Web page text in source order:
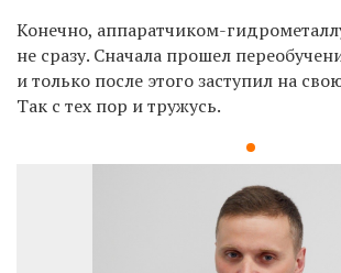
Конечно, аппаратчиком-
не сразу. Сначала прошел
и только после этого заступил на
Так с тех пор и тружусь.